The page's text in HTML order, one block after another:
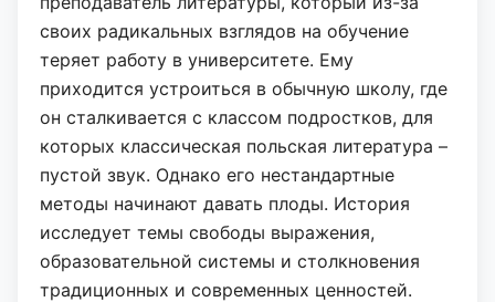
своих радикальных взглядов на обучение
теряет работу в университете. Ему
приходится устроиться в обычную школу, где
он сталкивается с классом подростков, для
которых классическая польская литература –
пустой звук. Однако его нестандартные
методы начинают давать плоды. История
исследует темы свободы выражения,
образовательной системы и столкновения
традиционных и современных ценностей.